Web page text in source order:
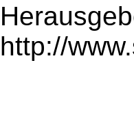
http://